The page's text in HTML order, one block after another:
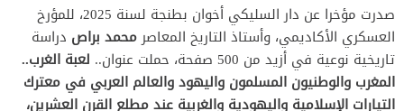
صدرت مؤخرا عن دار السليكي أخوان بطنجة لسنة 2025، للمؤرخ
العسكري الأكاديمي، وأستاذ التاريخ المعاصر محمد براص دراسة
تاريخية نوعية في أزيد من 500 صفحة، حملت عنوان..
لعبة الغرب..
المغرب والوطنيون المسلمون واليهود والعالم العربي في معترك
التيارات الإسلامية واليهودية والغربية عند مطلع القرن العشرين،